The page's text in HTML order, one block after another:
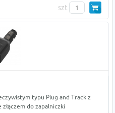
szt
typu Plug and Track z
złączem do zapalniczki